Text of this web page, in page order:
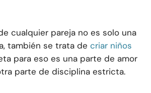
cualquier pareja no es solo una
también se trata de criar niños
para eso es una parte de amor
parte de disciplina estricta.